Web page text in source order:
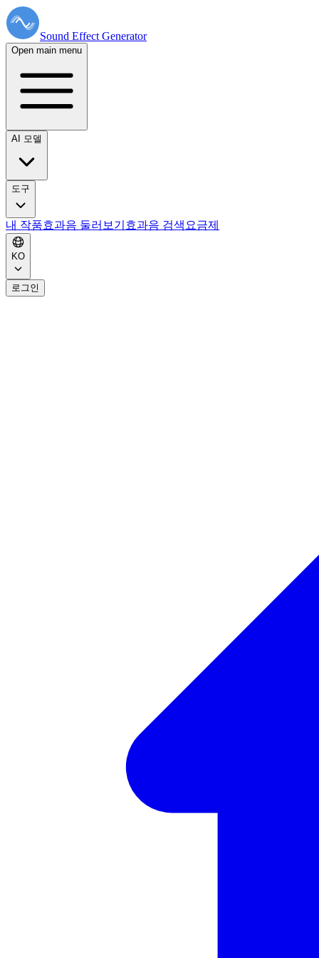
Sound Effect Generator
Open main menu
AI 모델
도구
내 작품효과음 둘러보기 효과음 검색 요금제
KO
로그인